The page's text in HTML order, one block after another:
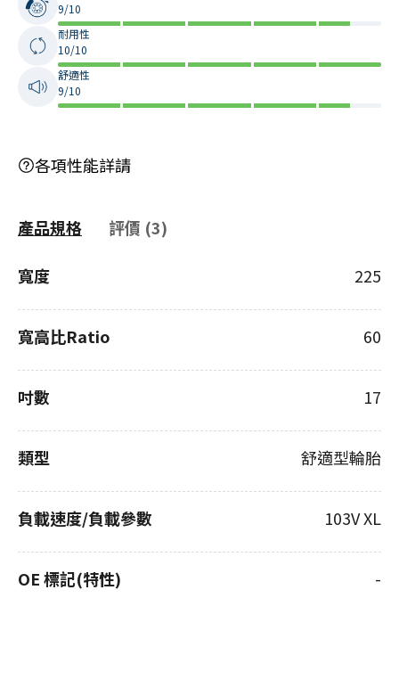
9/10
耐用性
10/10
舒適性
9/10
各項性能詳請
產品規格 評價 (3)
寬度 225
寬高比Ratio 60
吋數 17
類型 舒適型輪胎
負載速度/負載參數 103V XL
OE 標記(特性) -